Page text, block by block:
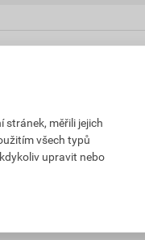
pro výkonový jistič
stránek, měřili jejich
všech typů
upravit nebo